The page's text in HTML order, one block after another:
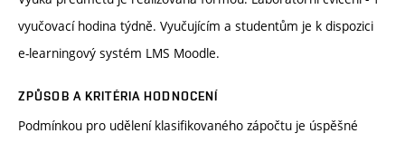
vyučovací hodina týdně. Vyučujícím a studentům je k dispozici
e-learningový systém LMS Moodle.
ZPŮSOB A KRITÉRIA HODNOCENÍ
Podmínkou pro udělení klasifikovaného zápočtu je úspěšné